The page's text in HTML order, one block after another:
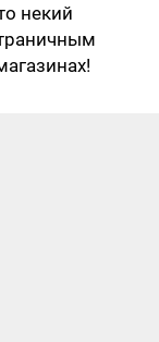
некий